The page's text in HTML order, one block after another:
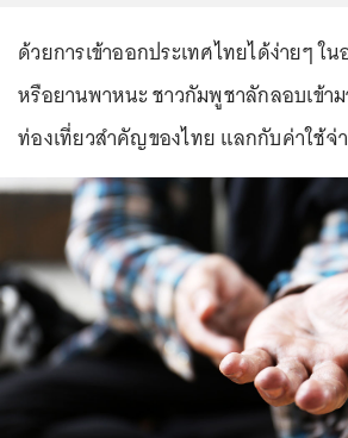
ด้วยการเข้าออกประเทศไทยได้ง่ายๆ ใ
หรือยานพาหนะ ชาวกัมพูชาลักลอบเข้า
ท่องเที่ยวสำคัญของไทย แลกกับค่าใช้จ่